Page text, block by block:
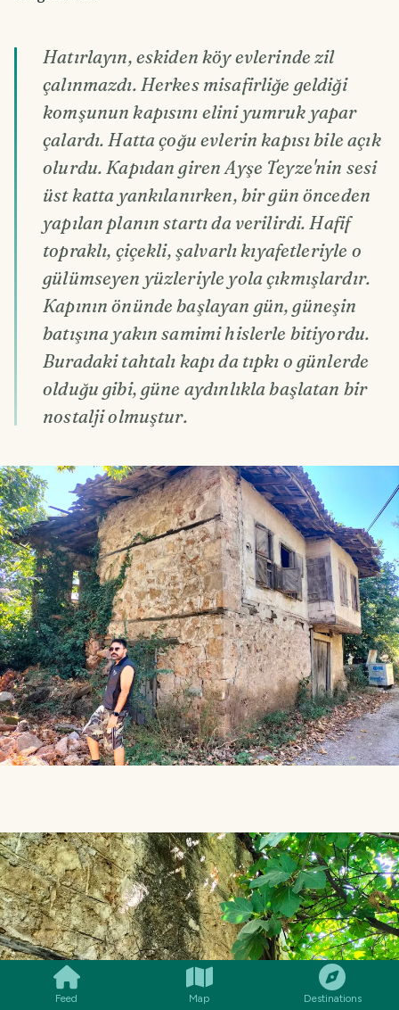
Feed Map Destinations
Hatırlayın, eskiden köy evlerinde zil
çalınmazdı. Herkes misafirliğe geldiği
komşunun kapısını elini yumruk yapar
çalardı. Hatta çoğu evlerin kapısı bile açık
olurdu. Kapıdan giren Ayşe Teyze'nin sesi
üst katta yankılanırken, bir gün önceden
yapılan planın startı da verilirdi. Hafif
topraklı, çiçekli, şalvarlı kıyafetleriyle o
gülümseyen yüzleriyle yola çıkmışlardır.
Kapının önünde başlayan gün, güneşin
batışına yakın samimi hislerle bitiyordu.
Buradaki tahtalı kapı da tıpkı o günlerde
olduğu gibi, güne aydınlıkla başlatan bir
nostalji olmuştur.
SMILES COMMENT SHARE